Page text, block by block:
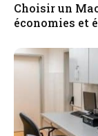
Choisir un
économies et